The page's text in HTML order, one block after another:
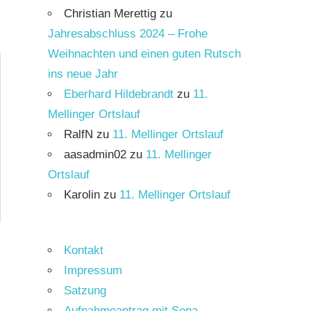
Christian Merettigzu
Jahresabschluss 2024 – Frohe
Weihnachten und einen guten Rutsch
ins neue Jahr
Eberhard Hildebrandtzu 11.
Mellinger Ortslauf
RalfN zu 11. Mellinger Ortslauf
aasadmin02zu 11. Mellinger
Ortslauf
Karolinzu 11. Mellinger Ortslauf
Kontakt
Impressum
Satzung